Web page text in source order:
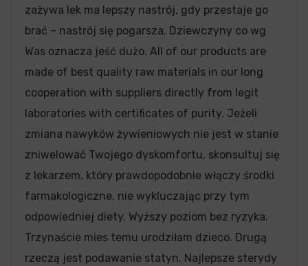
zażywa lek ma lepszy nastrój, gdy przestaje go
brać – nastrój się pogarsza. Dziewczyny co wg
Was oznacza jeść dużo. All of our products are
made of best quality raw materials in our long
cooperation with suppliers directly from legit
laboratories with certificates of purity. Jeżeli
zmiana nawyków żywieniowych nie jest w stanie
zniwelować Twojego dyskomfortu, skonsultuj się
z lekarzem, który prawdopodobnie włączy środki
farmakologiczne, nie wykluczając przy tym
odpowiedniej diety. Wyższy poziom bez ryzyka.
Trzynaście mies temu urodziłam dzieco. Drugą
rzeczą jest podawanie statyn. Najlepsze sterydy